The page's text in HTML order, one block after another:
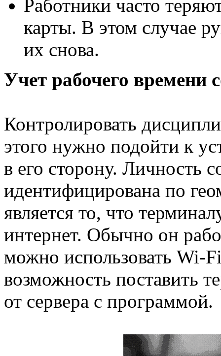
Работники часто
карты. В этом случае
их снова.
Учет рабочего времени
Контролировать
этого нужно подойти к
в его сторону. Личность
идентифицирована по
является то, что
интернет. Обычно он
можно использовать Wi-
возможность поставить
от сервера с программой.